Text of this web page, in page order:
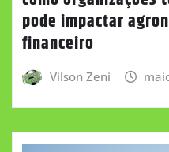
pode impactar
financeiro
Vilson Zeni